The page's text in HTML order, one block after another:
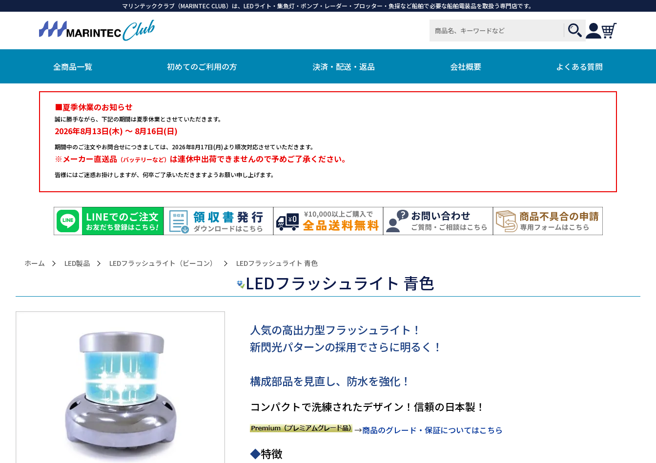
マリンテッククラブ（MARINTEC CLUB）は、LEDライト・集魚灯・ポンプ・レーダー・プロッター・魚探など船舶で必要な船舶電装品を取扱う専門店です。
全商品一覧 初めてのご利用の方 決済・配送・返品 会社概要 よくある質問
■夏季休業のお知らせ
誠に勝手ながら、下記の期間は夏季休業とさせていただきます。
2026年8月13日(木) ～ 8月16日(日)
期間中のご注文やお問合せにつきましては、 2026年8月17日(月)より順次対応させていただきます。
※メーカー直送品 （バッテリーなど） は連休中出荷できませんので予めご了承ください。
皆様にはご迷惑お掛けしますが、何卒ご了承いただきますようお願い申し上げます。
ホーム LED製品 LEDフラッシュライト（ビーコン） >LEDフラッシュライト 青色
LEDフラッシュライト 青色
人気の高出力型フラッシュライト！
新閃光パターンの採用でさらに明るく！
構成部品を見直し、防水を強化！
コンパクトで洗練されたデザイン！信頼の日本製！
→商品のグレード・保証についてはこちら
◆特徴